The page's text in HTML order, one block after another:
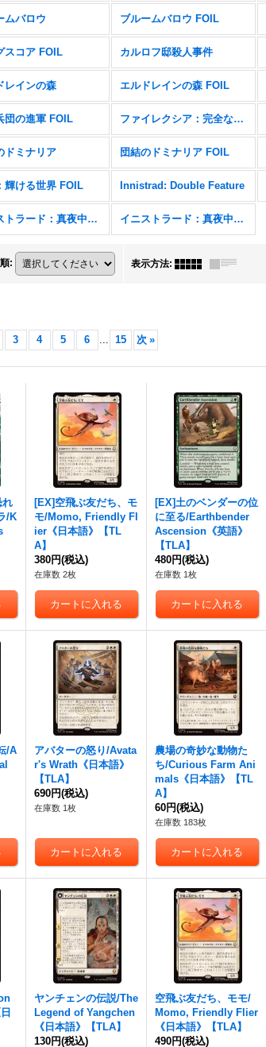
ムバロウ ブルームバロウ FOIL
スコア FOIL カルロフ邸殺人事件
レインの森 エルドレインの森 FOIL
団の進軍 FOIL ファイレクシア：完全なる統一
ドミナリア 団結のドミナリア FOIL
輝ける世界 FOIL Innistrad: Double Feature
イニストラード：真夜中の狩り イニストラード：真夜中の狩り FOIL
: 表示方法:
3 4 5 6 ... 15 次 »
れ
/K
[EX]空飛ぶ友だち、モ
モ/Momo, Friendly Fl
ier《日本語》【TL
A】
380円(税込)
在庫数 2枚
[EX]土のベンダーの位
に至る/Earthbender
Ascension《英語》
【TLA】
480円(税込)
在庫数 1枚
/A
アバターの怒り/Avata
r's Wrath《日本語》
【TLA】
690円(税込)
在庫数 1枚
農場の奇妙な動物た
ち/Curious Farm Ani
mals《日本語》【TL
A】
60円(税込)
在庫数 183枚
ヤンチェンの伝説/The
Legend of Yangchen
《日本語》【TLA】
130円(税込)
空飛ぶ友だち、モモ/
Momo, Friendly Flier
《日本語》【TLA】
490円(税込)